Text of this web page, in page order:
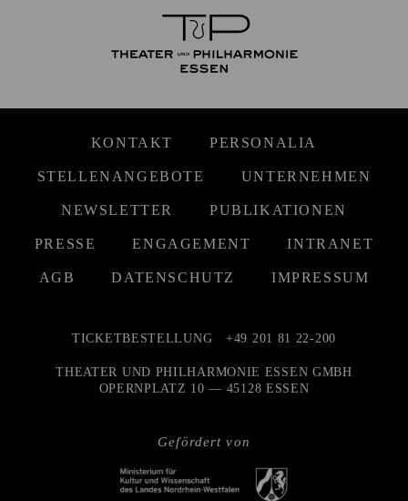
KONTAKT PERSONALIA
STELLENANGEBOTE UNTERNEHMEN
NEWSLETTER PUBLIKATIONEN
PRESSE ENGAGEMENT INTRANET
AGB DATENSCHUTZ IMPRESSUM
Gefördert von
TICKETBESTELLUNG +49 201 81 22-200
THEATER UND PHILHARMONIE ESSEN GMBH
OPERNPLATZ 10 — 45128 ESSEN